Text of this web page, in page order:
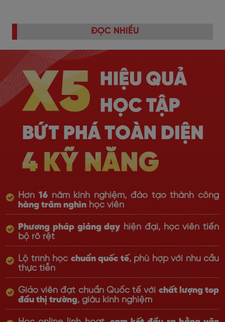
ĐỌC NHIỀU
Hơn 16năm kinh nghiệm, đào tạo thành công
hàng trăm nghìn học viên
Phương pháp giảng dạy hiện đại, học viên tiến
bộ rõ rệt
Lộ trình học chuẩn quốc tế, phù hợp với nhu cầu
thực tiễn
Giáo viên đạt chuẩn Quốc tế với chất lượng top
đầu thị trường, giàu kinh nghiệm